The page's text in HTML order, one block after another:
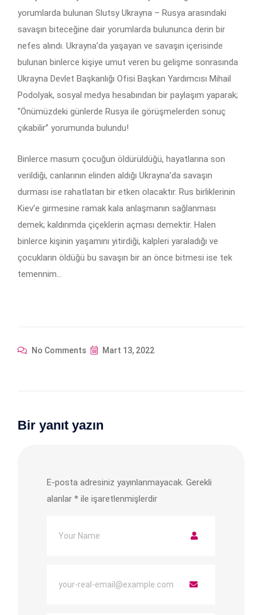
yorumlarda bulunan Slutsy Ukrayna – Rusya arasındaki
savaşın biteceğine dair yorumlarda bulununca derin bir
nefes alındı. Ukrayna’da yaşayan ve savaşın içerisinde
bulunan binlerce kişiye umut veren bu gelişme sonrasında
Ukrayna Devlet Başkanlığı Ofisi Başkan Yardımcısı Mihail
Podolyak, sosyal medya hesabından bir paylaşım yaparak;
“Önümüzdeki günlerde Rusya ile görüşmelerden sonuç
çıkabilir” yorumunda bulundu!
Binlerce masum çocuğun öldürüldüğü, hayatlarına son
verildiği, canlarının elinden aldığı Ukrayna’da savaşın
durması ise rahatlatan bir etken olacaktır. Rus birliklerinin
Kiev’e girmesine ramak kala anlaşmanın sağlanması
demek; kaldırımda çiçeklerin açması demektir. Halen
binlerce kişinin yaşamını yitirdiği, kalpleri yaraladığı ve
çocukların öldüğü bu savaşın bir an önce bitmesi ise tek
temennim…
No Comments Mart 13, 2022
Bir yanıt yazın
E-posta adresiniz yayınlanmayacak. Gerekli
alanlar * ile işaretlenmişlerdir